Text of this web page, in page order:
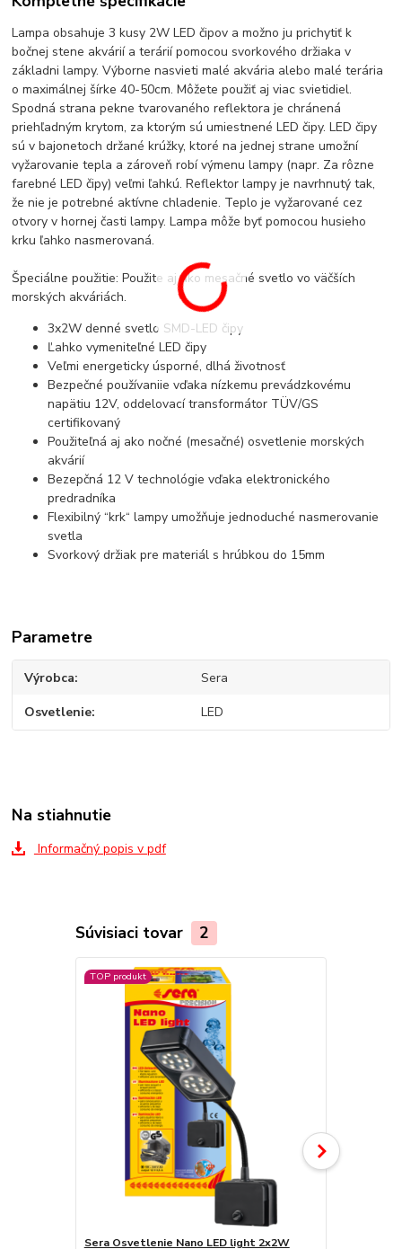
Lampa obsahuje 3 kusy 2W LED čipov a možno ju prichytiť k
bočnej stene akvárií a terárií pomocou svorkového držiaka v
základni lampy. Výborne nasvieti malé akvária alebo malé terária
o maximálnej šírke 40-50cm. Môžete použiť aj viac svietidiel.
Spodná strana pekne tvarovaného reflektora je chránená
priehľadným krytom, za ktorým sú umiestnené LED čipy. LED čipy
sú v bajonetoch držané krúžky, ktoré na jednej strane umožní
vyžarovanie tepla a zároveň robí výmenu lampy (napr. Za rôzne
farebné LED čipy) veľmi ľahkú. Reflektor lampy je navrhnutý tak,
že nie je potrebné aktívne chladenie. Teplo je vyžarované cez
otvory v hornej časti lampy. Lampa môže byť pomocou husieho
krku ľahko nasmerovaná.
Špeciálne použitie: Použite aj ako mesačné svetlo vo väčších
morských akváriách.
3x2W denné svetlo SMD-LED čipy
Ľahko vymeniteľné LED čipy
Veľmi energeticky úsporné, dlhá životnosť
Bezpečné používaniie vďaka nízkemu prevádzkovému
napätiu 12V, oddelovací transformátor TÜV/GS
certifikovaný
Použiteľná aj ako nočné (mesačné) osvetlenie morských
akvárií
Bezepčná 12 V technológie vďaka elektronického
predradníka
Flexibilný “krk“ lampy umožňuje jednoduché nasmerovanie
svetla
Svorkový držiak pre materiál s hrúbkou do 15mm
Parametre
Výrobca Sera
Osvetlenie LED
Na stiahnutie
Informačný popis v pdf
Súvisiaci tovar 2
TOP produkt
Sera Osvetlenie Nano LED light 2x2W